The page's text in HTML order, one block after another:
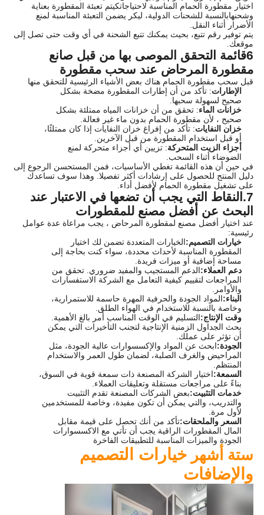
اختيار مقطورة الحمام المناسبة لاحتياجاتكيتم تعبئة المقطورة بعناية
وشحنهابالنسبة للشحنات الدولية، ليكر يضمن التعبئة المناسبة لمنع
الأضرار أثناء النقل.
يتم توفير رقم تتبع، بحيث يمكنك تتبع الشحنة في أي وقت حتى تصل إلى
موقعك.
6قائمة التحقق الموصى بها من قبل صانع
مقطورة المرحاض عند سحب مقطورة
قبل سحب مقطورة الحمام هناك بعض الأشياء الرئيسية للتحقق منها
الإطارات: تأكد من أن إطارات المقطورة مضخة بشكل
صحيح لسهولة سحبها.
خزانات الماء: تحقق من أن خزانات المياه ممتلئة بشكل
صحيح ، لأن مقطورة الحمام بدون ماء غير فعالة.
خزان النفايات: تأكد من إفراغ خزان النفايات إذا كان ممتلئًا،
أو قبل استخدام المقطورة من قبل الآخرين.
أجزاء الزيت المتحركة: تزيين أي أجزاء متحركة لمنع
الضوضاء أثناء السحب.
في حين أن هذه القائمة تغطي الأساسيات، فمن المستحسن الرجوع إلى
دليل المنتج للحصول على إرشادات أكثر تفصيلا. وهذا سوف تساعدك
على تشغيل مقطورة الحمام لأفضل أداء.
7. النقاط التي يجب أن تضعها في الاعتبار عند
البحث عن أفضل مصنع للمقطورات
عند اختيار أفضل مصنع لمقطورة المرحاض ، يجب مراعاة عدة عوامل
رئيسية:
خيارات التصميم:الخيارات المتعددة تضمن لك اختيار
المقطورة المناسبة لأحداث محددة، سواء كنت بحاجة إلى
مساحة إضافية أو ميزات فريدة.
دعم العملاء:الدعم المستجيب والمفيد ضروري. تحقق من
المراجعات لتقييم كيفية التعامل مع الشركة الاستفسارات
والأوامر.
البناء:المواد الجودة والحرفية المهرة حاسمة للاستمرارية،
وخاصة بالنسبة للاستخدام في الهواء الطلق.
وقت الإنتاج:التسليم في الوقت المناسب أمر بالغ الأهمية.
بحث الجداول الزمنية الإنتاجية لتجنب التأخيرات التي يمكن
أن تؤثر على عملك.
الجودة:ابحث عن المواد والإكسسوارات عالية الجودة، مثل
المراحيض والغرف الصلبة، لضمان طول العمر والاستخدام
المنتظم.
السمعة:اختيار الشركة المصنعة ذات سمعة قوية في السوق،
بناءً على مراجعات مستقلة وتعليقات العملاء.
خدمات التثبيت:بعض الشركات المصنعة تقدم التثبيت
والتدريب، والتي يمكن أن تكون مفيدة، وخاصة للمستخدمين
لأول مرة.
السعر والملحقات:تأكد من أنك تحصل على قيمة مقابل
المال المقطورات الراقية يجب أن تأتي مع الاكسسوارات
الجودة والميزات المناسبة للتطبيقات الفاخرة
ستة أشهر خيارات التصميم
والإضافات